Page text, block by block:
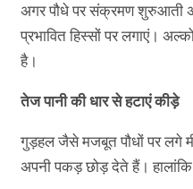
अगर पौधे पर संक्रमण शुरुआती
प्रभावित हिस्सों पर लगाएं।
है।
तेज पानी की धार से हटाएं कीड़े
गुड़हल जैसे मजबूत पौधों पर लगे
अपनी पकड़ छोड़ देते हैं। हालांकि